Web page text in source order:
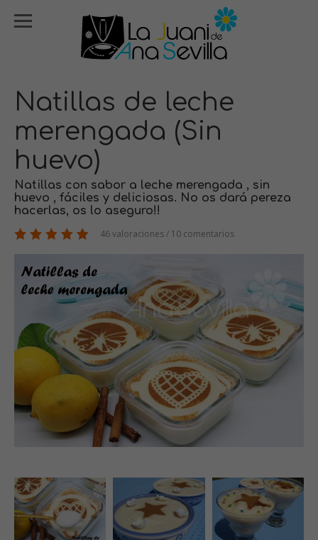
Natillas de leche
merengada (Sin
huevo)
Natillas con sabor a leche merengada , sin
huevo , fáciles y deliciosas. No os dará pereza
hacerlas, os lo aseguro!!
46 valoraciones / 10 comentarios